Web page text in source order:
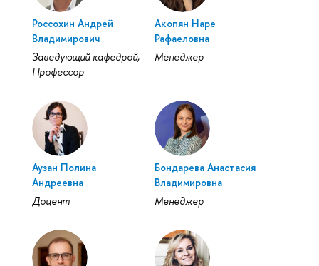
Россохин Андрей
Владимирович
Заведующий кафедрой,
Профессор
Акопян Наре
Рафаеловна
Менеджер
Аузан Полина
Андреевна
Доцент
Бондарева Анастасия
Владимировна
Менеджер